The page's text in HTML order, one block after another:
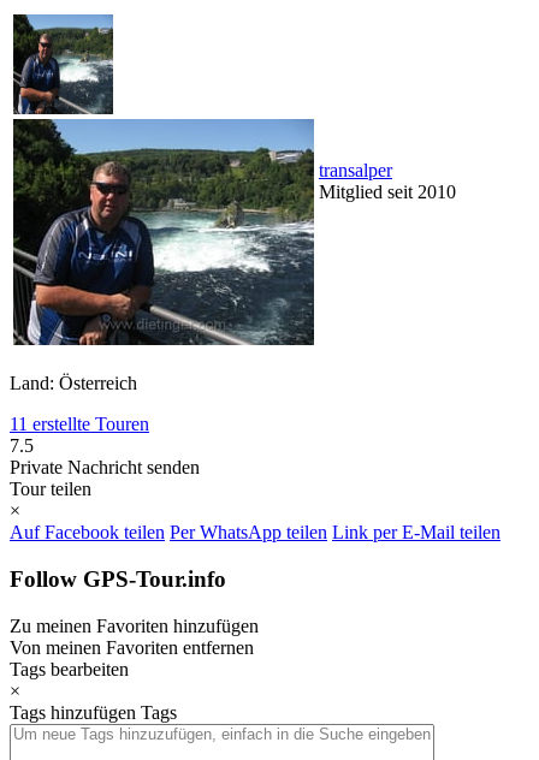
transalper
Mitglied seit 2010
Land: Österreich
11 erstellte Touren
7.5
Private Nachricht senden
Tour teilen
×
Auf Facebook teilen Per WhatsApp teilen Link per E-Mail teilen
Follow GPS-Tour.info
Zu meinen Favoriten hinzufügen
Von meinen Favoriten entfernen
Tags bearbeiten
×
Tags hinzufügen Tags